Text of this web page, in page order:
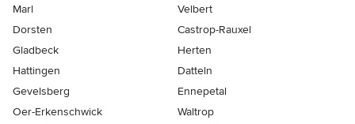
Marl
Velbert
Dorsten
Castrop-Rauxel
Gladbeck
Herten
Hattingen
Datteln
Gevelsberg
Ennepetal
Oer-Erkenschwick
Waltrop